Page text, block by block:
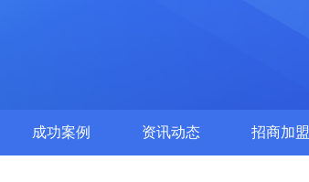
成功案例 资讯动态 招商加盟